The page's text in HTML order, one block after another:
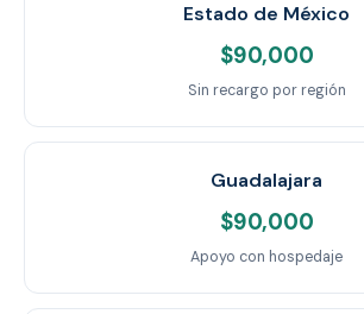
Estado de México
$90,000
Sin recargo por región
Guadalajara
$90,000
Apoyo con hospedaje